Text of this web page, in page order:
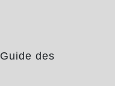
Guide des